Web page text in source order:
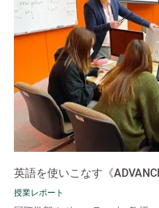
英語を使いこなす《
授業レポート